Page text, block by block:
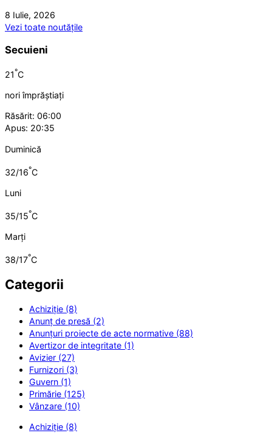
8 Iulie, 2026
Vezi toate noutățile
Secuieni
21°C
nori împrăștiați
Răsărit: 06:00
Apus: 20:35
Duminică
32/16°C
Luni
35/15°C
Marți
38/17°C
Categorii
Achiziție (8)
Anunț de presă (2)
Anunțuri proiecte de acte normative (88)
Avertizor de integritate (1)
Avizier (27)
Furnizori (3)
Guvern (1)
Primărie (125)
Vânzare (10)
Achiziție (8)